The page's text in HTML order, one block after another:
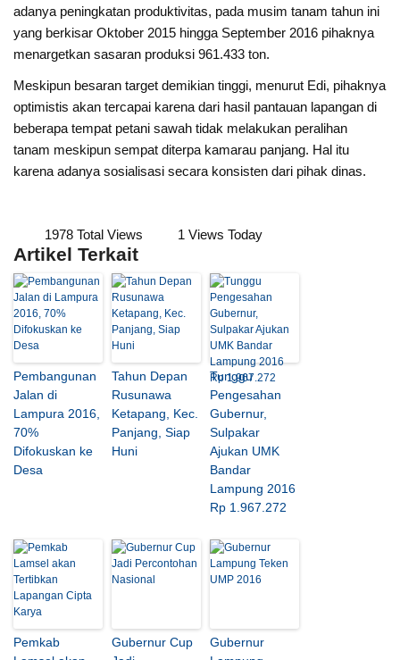
adanya peningkatan produktivitas, pada musim tanam tahun ini
yang berkisar Oktober 2015 hingga September 2016 pihaknya
menargetkan sasaran produksi 961.433 ton.
Meskipun besaran target demikian tinggi, menurut Edi, pihaknya
optimistis akan tercapai karena dari hasil pantauan lapangan di
beberapa tempat petani sawah tidak melakukan peralihan
tanam meskipun sempat diterpa kamarau panjang. Hal itu
karena adanya sosialisasi secara konsisten dari pihak dinas.
1978 Total Views 1 Views Today
Artikel Terkait
Pembangunan
Jalan di
Lampura 2016,
70%
Difokuskan ke
Desa
Tahun Depan
Rusunawa
Ketapang, Kec.
Panjang, Siap
Huni
Tunggu
Pengesahan
Gubernur,
Sulpakar
Ajukan UMK
Bandar
Lampung 2016
Rp 1.967.272
Pemkab
Gubernur Cup
Gubernur